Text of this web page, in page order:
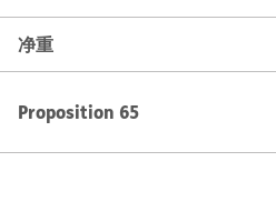
净重
Proposition 65